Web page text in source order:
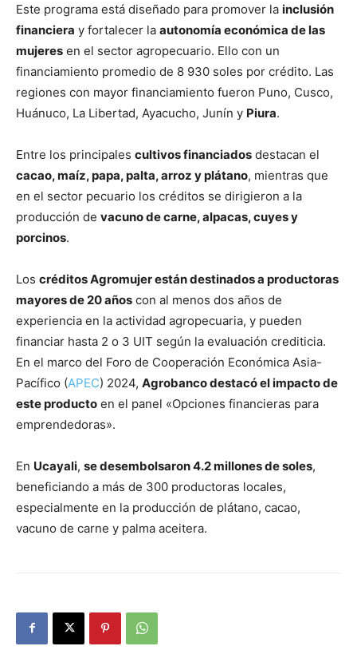
Este programa está diseñado para promover la inclusión
financiera y fortalecer la autonomía económica de las
mujeres en el sector agropecuario. Ello con un
financiamiento promedio de 8 930 soles por crédito. Las
regiones con mayor financiamiento fueron Puno, Cusco,
Huánuco, La Libertad, Ayacucho, Junín y Piura.
Entre los principales cultivos financiados destacan el
cacao, maíz, papa, palta, arroz y plátano, mientras que
en el sector pecuario los créditos se dirigieron a la
producción de vacuno de carne, alpacas, cuyes y
porcinos.
Los créditos Agromujer están destinados a productoras
mayores de 20 años con al menos dos años de
experiencia en la actividad agropecuaria, y pueden
financiar hasta 2 o 3 UIT según la evaluación crediticia.
En el marco del Foro de Cooperación Económica Asia-
Pacífico (APEC) 2024, Agrobanco destacó el impacto de
este producto en el panel «Opciones financieras para
emprendedoras».
En Ucayali, se desembolsaron 4.2 millones de soles,
beneficiando a más de 300 productoras locales,
especialmente en la producción de plátano, cacao,
vacuno de carne y palma aceitera.